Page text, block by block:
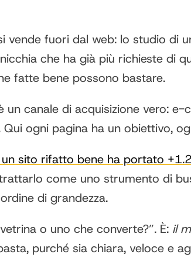
vende fuori dal web: lo studio di
che ha già più richieste di
fatte bene possono bastare.
un canale di acquisizione vero:
ogni pagina ha un obiettivo,
un sito rifatto bene ha portato
come uno strumento di
di grandezza.
o uno che converte?”. È: il
purché sia chiara, veloce e